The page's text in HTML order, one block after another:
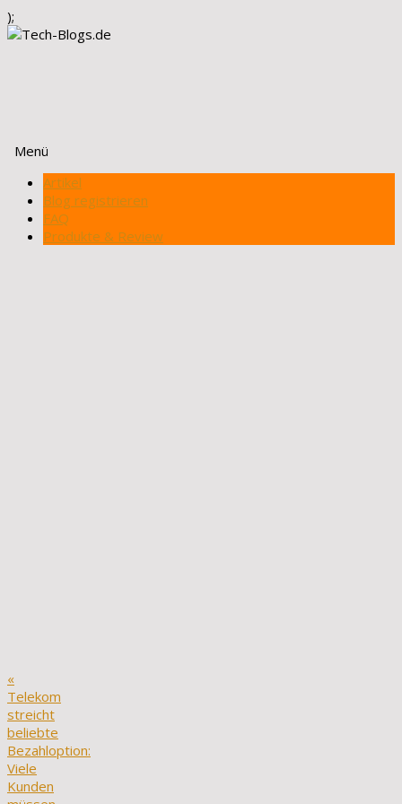
);
Menü
Zum
Inhalt
springen
Artikel
Blog registrieren
FAQ
Produkte & Review
«
Telekom
streicht
beliebte
Bezahloption:
Viele
Kunden